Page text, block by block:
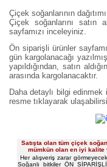
Çiçek soğanlarının
Çiçek soğanlarını satın
sayfamızı inceleyiniz.
Ön siparişli ürünler
gün kargolanacağı
yapıldığından, satın
arasında kargolanacaktır.
Daha detaylı bilgi
resme tıklayarak
Satışta olan tüm çiçek
mümkün olan en iyi
Her alışveriş zarar
Soğanlı bitkiler ÖN